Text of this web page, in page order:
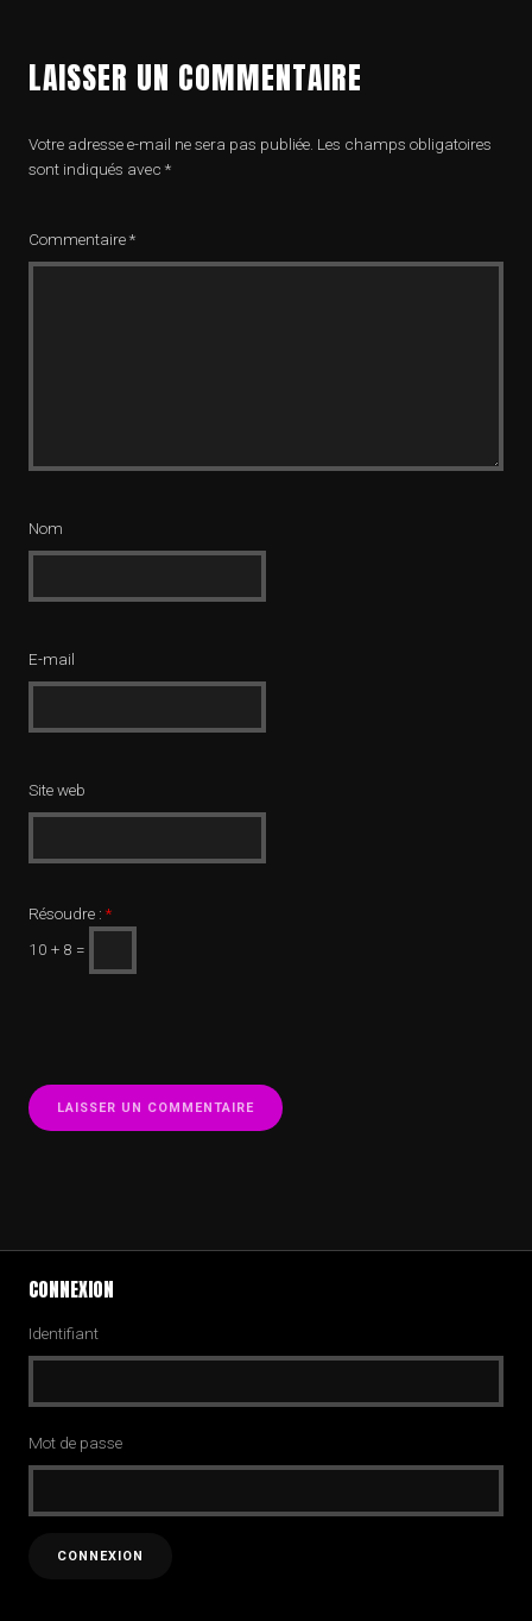
LAISSER UN COMMENTAIRE
Votre adresse e-mail ne sera pas publiée. Les champs obligatoires
sont indiqués avec *
Commentaire*
Nom
E-mail
Site web
Résoudre : *
10 + 8 =
CONNEXION
Identifiant
Mot de passe